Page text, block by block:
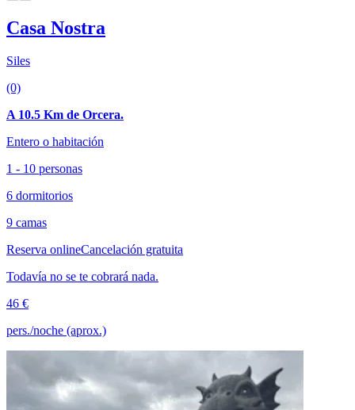
Casa Nostra
Siles
(0)
A 10.5 Km de Orcera.
Entero o habitación
1 - 10 personas
6 dormitorios
9 camas
Reserva onlineCancelación gratuita
Todavía no se te cobrará nada.
46 €
pers./noche (aprox.)